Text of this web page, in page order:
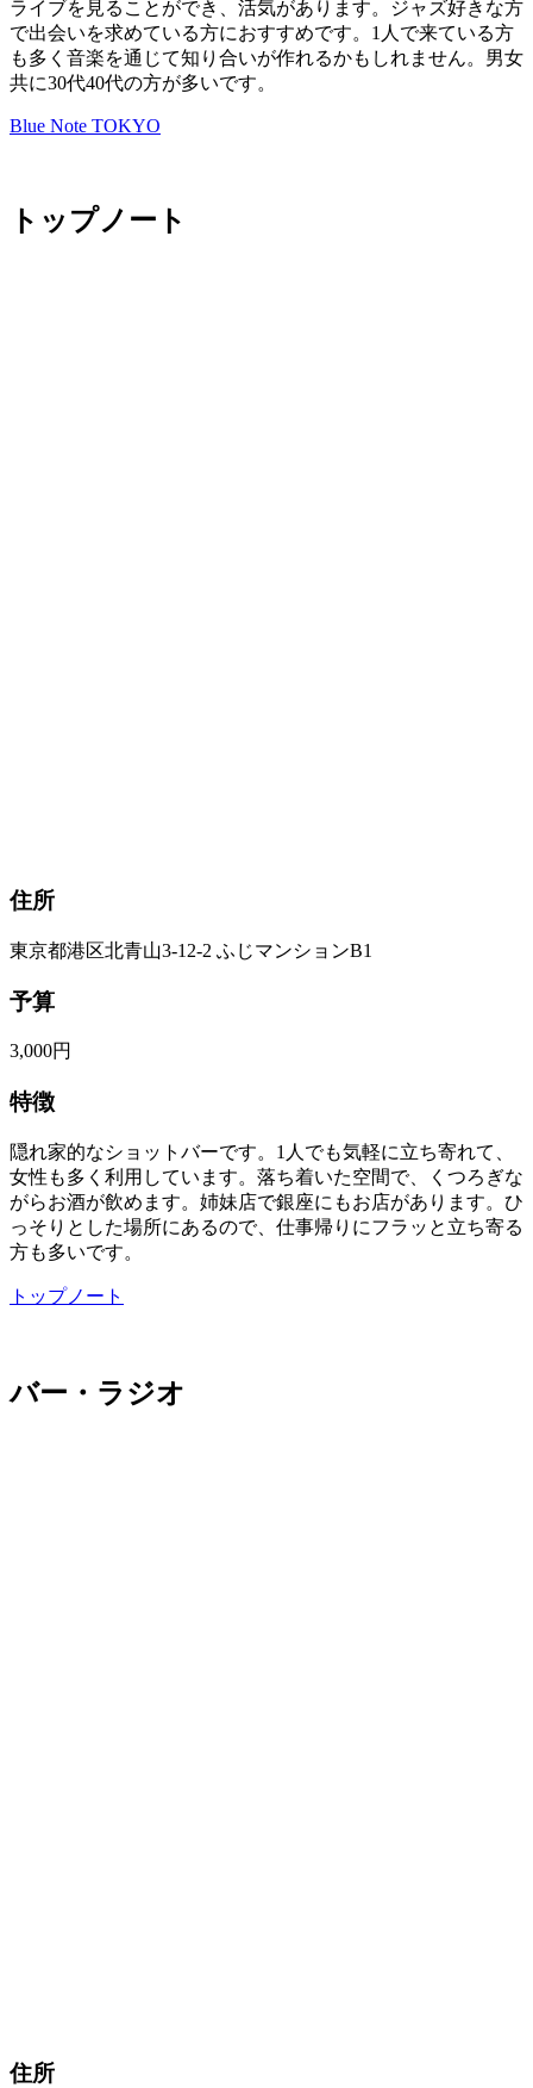
ライブを見ることができ、活気があります。ジャズ好きな方
で出会いを求めている方におすすめです。1人で来ている方
も多く音楽を通じて知り合いが作れるかもしれません。男女
共に30代40代の方が多いです。
Blue Note TOKYO
トップノート
住所
東京都港区北青山3-12-2 ふじマンションB1
予算
3,000円
特徴
隠れ家的なショットバーです。1人でも気軽に立ち寄れて、
女性も多く利用しています。落ち着いた空間で、くつろぎな
がらお酒が飲めます。姉妹店で銀座にもお店があります。ひ
っそりとした場所にあるので、仕事帰りにフラッと立ち寄る
方も多いです。
トップノート
バー・ラジオ
住所